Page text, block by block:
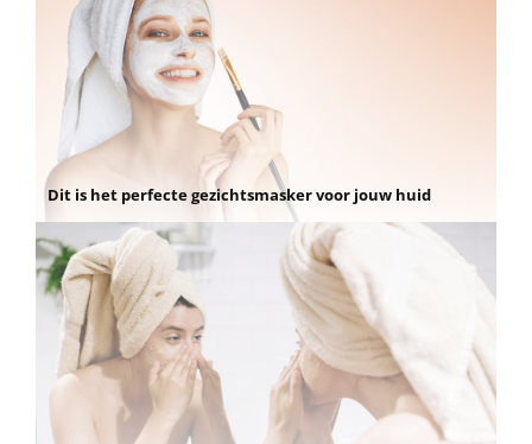
Dit is het perfecte gezichtsmasker voor jouw huid